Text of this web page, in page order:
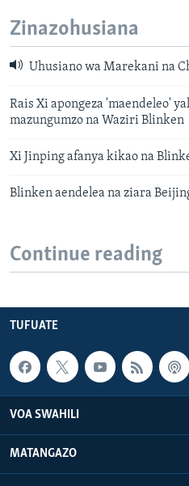
Zinazohusiana
Uhusiano wa Marekani na
Rais Xi apongeza 'maendeleo'
mazungumzo na Waziri Blinken
Xi Jinping afanya kikao na
Blinken aendelea na ziara
Continue reading
TUFUATE
VOA SWAHILI
MATANGAZO